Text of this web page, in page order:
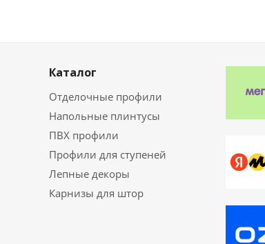
Каталог
Отделочные профили
Напольные плинтусы
ПВХ профили
Профили для ступеней
Лепные декоры
Карнизы для штор